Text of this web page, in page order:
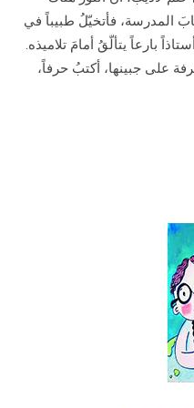
المدرسة، فأتخيّلُ طبيباً في
بارعاً يتألّقُ أمامَ تلاميذه.
على جبينها، أكتبُ حرفاً،